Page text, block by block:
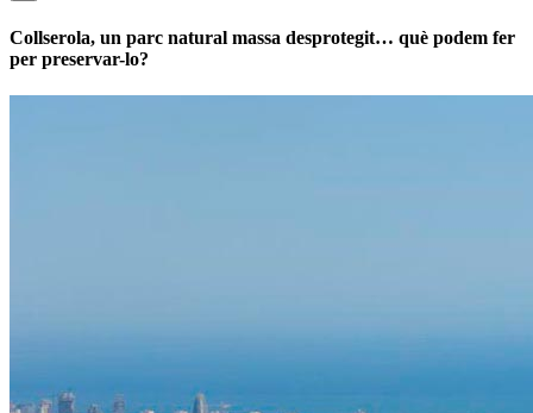
Collserola, un parc natural massa desprotegit… què podem fer
per preservar-lo?